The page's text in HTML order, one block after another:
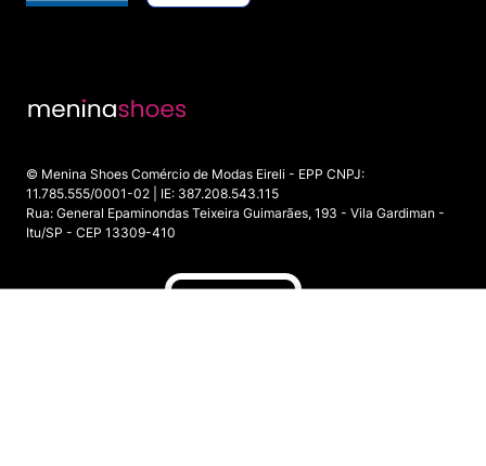
© Menina Shoes Comércio de Modas Eireli - EPP CNPJ:
11.785.555/0001-02 | IE: 387.208.543.115
Rua: General Epaminondas Teixeira Guimarães, 193 - Vila Gardiman -
Itu/SP - CEP 13309-410